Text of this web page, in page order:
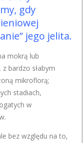
gdy
jego jelita.
mokrą lub
bardzo słabym
mikroflorą;
stadiach,
w
bez względu na to,